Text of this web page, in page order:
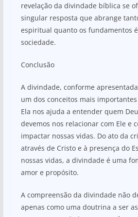
revelação da divindade bíblica se
singular resposta que abrange
espiritual quanto os fundamentos
sociedade.
Conclusão
A divindade, conforme
um dos conceitos mais
Ela nos ajuda a entender quem
devemos nos relacionar com Ele e
impactar nossas vidas. Do ato da
através de Cristo e à presença do
nossas vidas, a divindade é uma
amor e propósito.
A compreensão da divindade não
apenas como uma doutrina a ser